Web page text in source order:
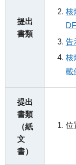
提出
書類
核
告
核
載
提出
書類
（紙
文
書）
位